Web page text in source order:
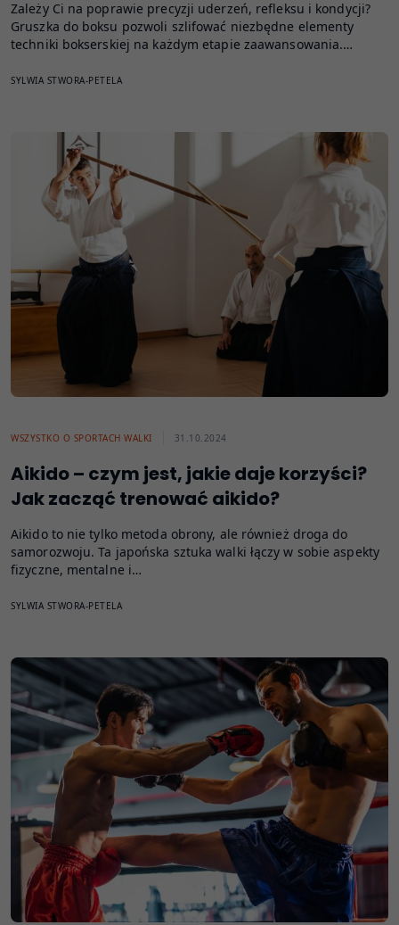
Zależy Ci na poprawie precyzji uderzeń, refleksu i kondycji?
Gruszka do boksu pozwoli szlifować niezbędne elementy
techniki bokserskiej na każdym etapie zaawansowania.…
SYLWIA STWORA-PETELA
WSZYSTKO O SPORTACH WALKI 31.10.2024
Aikido – czym jest, jakie daje korzyści?
Jak zacząć trenować aikido?
Aikido to nie tylko metoda obrony, ale również droga do
samorozwoju. Ta japońska sztuka walki łączy w sobie aspekty
fizyczne, mentalne i…
SYLWIA STWORA-PETELA